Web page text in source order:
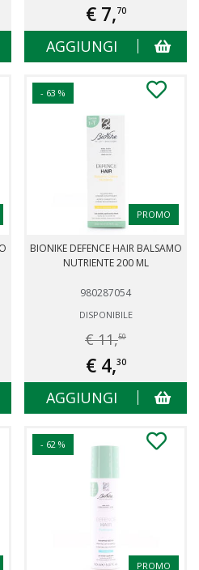
€ 7,70
AGGIUNGI
- 63 %
PROMO
BIONIKE DEFENCE HAIR BALSAMO
NUTRIENTE 200 ML
980287054
DISPONIBILE
€ 11,50
€ 4,30
AGGIUNGI
- 62 %
PROMO